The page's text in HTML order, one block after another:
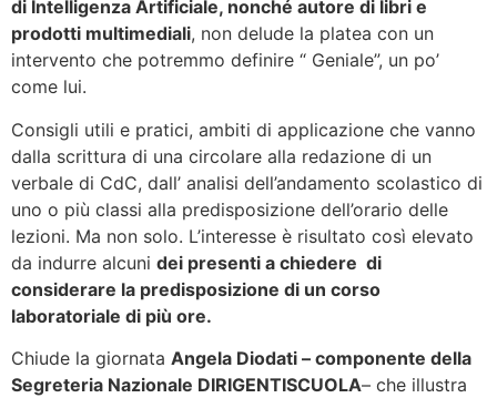
di Intelligenza Artificiale, nonché autore di libri e
prodotti multimediali, non delude la platea con un
intervento che potremmo definire “ Geniale”, un po’
come lui.
Consigli utili e pratici, ambiti di applicazione che vanno
dalla scrittura di una circolare alla redazione di un
verbale di CdC, dall’ analisi dell’andamento scolastico di
uno o più classi alla predisposizione dell’orario delle
lezioni. Ma non solo. L’interesse è risultato così elevato
da indurre alcuni dei presenti a chiedere di
considerare la predisposizione di un corso
laboratoriale di più ore.
Chiude la giornata Angela Diodati – componente della
Segreteria Nazionale DIRIGENTISCUOLA– che illustra